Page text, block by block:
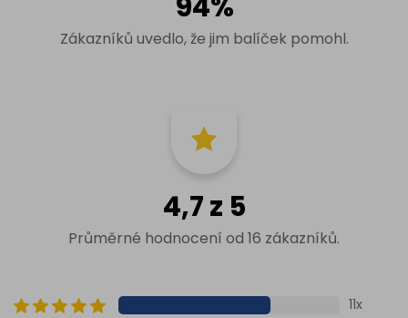
Zákazníků uvedlo, že jim balíček pomohl.
4,7 z 5
Průměrné hodnocení od 16 zákazníků.
11x